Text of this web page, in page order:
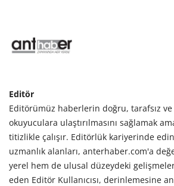
Editör
Editörümüz haberlerin doğru, tarafsız ve
okuyuculara ulaştırılmasını sağlamak
titizlikle çalışır. Editörlük kariyerinde
uzmanlık alanları, anterhaber.com'a
yerel hem de ulusal düzeydeki
eden Editör Kullanıcısı, derinlemesine